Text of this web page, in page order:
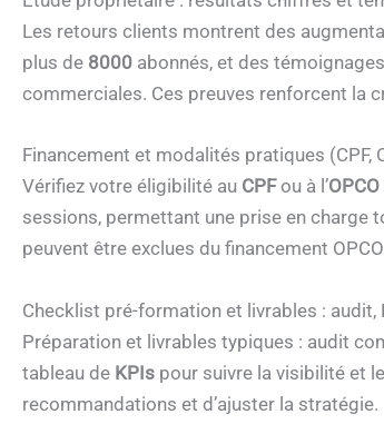
Les retours clients montrent des
plus de 8000 abonnés, et des
commerciales. Ces preuves renforcent la
Financement et modalités pratiques (CPF,
Vérifiez votre éligibilité au CPFou à l’OPCO
sessions, permettant une prise en charge
peuvent être exclues du financement
Checklist pré-formation et livrables :
Préparation et livrables typiques : audit
tableau de KPIs pour suivre la visibilité et
recommandations et d’ajuster la stratégie.